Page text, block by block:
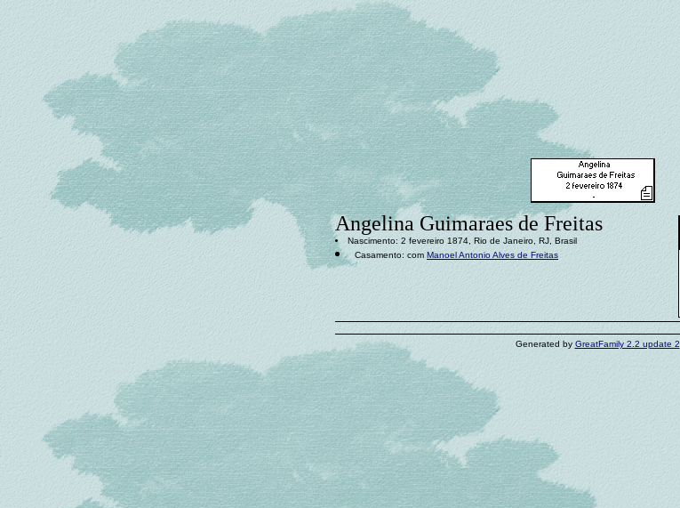
Angelina Guimaraes de Freitas
Nascimento: 2 fevereiro 1874, Rio de Janeiro, RJ, Brasil
Casamento: com Manoel Antonio Alves de Freitas
Generated by GreatFamily 2.2 update 2